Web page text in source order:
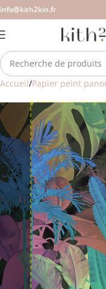
info@kith2kin.fr
Accueil Papier peint